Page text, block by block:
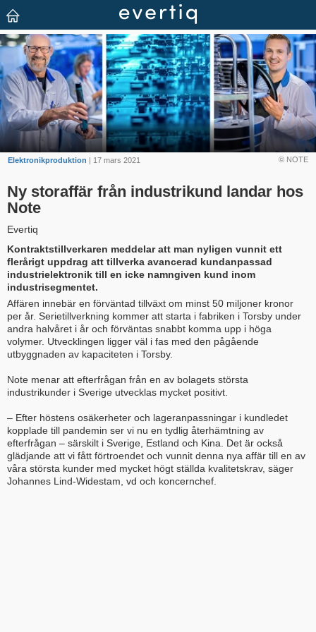
© NOTE
Elektronikproduktion | 17 mars 2021
Ny storaffär från industrikund landar hos
Note
Evertiq
Kontraktstillverkaren meddelar att man nyligen vunnit ett
flerårigt uppdrag att tillverka avancerad kundanpassad
industrielektronik till en icke namngiven kund inom
industrisegmentet.
Affären innebär en förväntad tillväxt om minst 50 miljoner kronor
per år. Serietillverkning kommer att starta i fabriken i Torsby under
andra halvåret i år och förväntas snabbt komma upp i höga
volymer. Utvecklingen ligger väl i fas med den pågående
utbyggnaden av kapaciteten i Torsby.
Note menar att efterfrågan från en av bolagets största
industrikunder i Sverige utvecklas mycket positivt.
– Efter höstens osäkerheter och lageranpassningar i kundledet
kopplade till pandemin ser vi nu en tydlig återhämtning av
efterfrågan – särskilt i Sverige, Estland och Kina. Det är också
glädjande att vi fått förtroendet och vunnit denna nya affär till en av
våra största kunder med mycket högt ställda kvalitetskrav, säger
Johannes Lind-Widestam, vd och koncernchef.